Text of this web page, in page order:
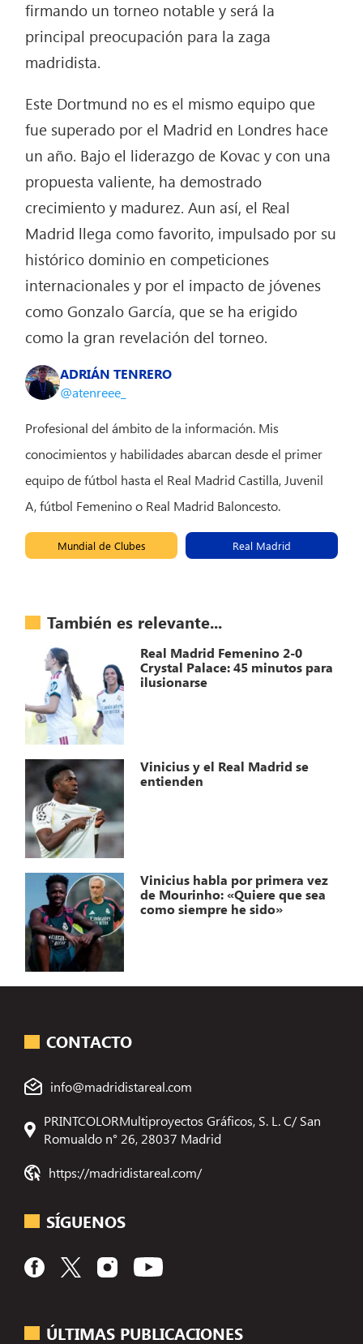
firmando un torneo notable y será la
principal preocupación para la zaga
madridista.
Este Dortmund no es el mismo equipo que
fue superado por el Madrid en Londres hace
un año. Bajo el liderazgo de Kovac y con una
propuesta valiente, ha demostrado
crecimiento y madurez. Aun así, el Real
Madrid llega como favorito, impulsado por su
histórico dominio en competiciones
internacionales y por el impacto de jóvenes
como Gonzalo García, que se ha erigido
como la gran revelación del torneo.
ADRIÁN TENRERO
@atenreee_
Profesional del ámbito de la información. Mis
conocimientos y habilidades abarcan desde el primer
equipo de fútbol hasta el Real Madrid Castilla, Juvenil
A, fútbol Femenino o Real Madrid Baloncesto.
Mundial de Clubes Real Madrid
También es relevante...
Real Madrid Femenino 2-0
Crystal Palace: 45 minutos para
ilusionarse
Vinicius y el Real Madrid se
entienden
Vinicius habla por primera vez
de Mourinho: «Quiere que sea
como siempre he sido»
ÚLTIMAS PUBLICACIONES
CONTACTO
info@madridistareal.com
PRINTCOLORMultiproyectos Gráficos, S. L. C/ San
Romualdo n° 26, 28037 Madrid
https://madridistareal.com/
SÍGUENOS